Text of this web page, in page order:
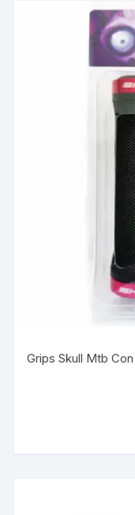
Grips Skull Mtb